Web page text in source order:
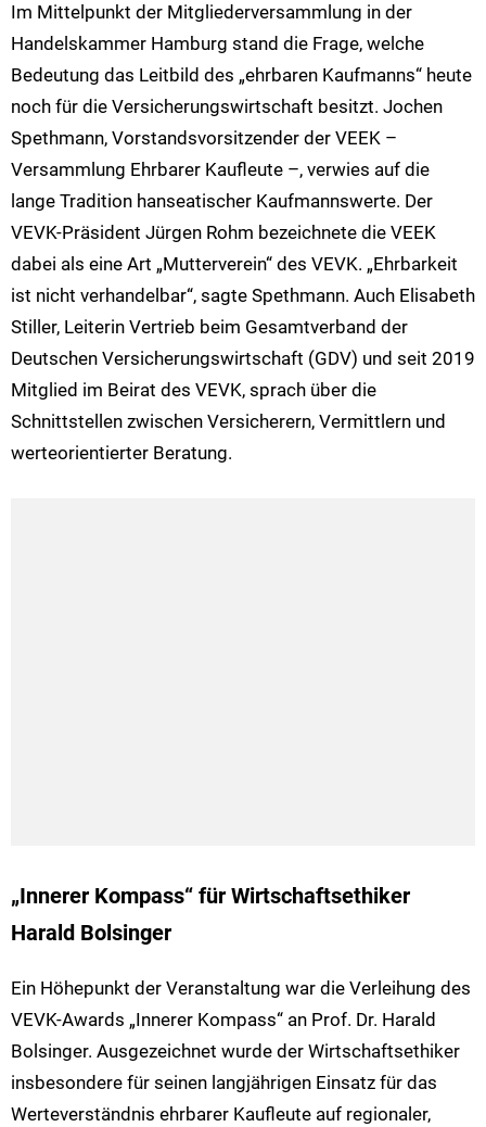
Im Mittelpunkt der Mitgliederversammlung in der
Handelskammer Hamburg stand die Frage, welche
Bedeutung das Leitbild des „ehrbaren Kaufmanns“ heute
noch für die Versicherungswirtschaft besitzt. Jochen
Spethmann, Vorstandsvorsitzender der VEEK –
Versammlung Ehrbarer Kaufleute –, verwies auf die
lange Tradition hanseatischer Kaufmannswerte. Der
VEVK-Präsident Jürgen Rohm bezeichnete die VEEK
dabei als eine Art „Mutterverein“ des VEVK. „Ehrbarkeit
ist nicht verhandelbar“, sagte Spethmann. Auch Elisabeth
Stiller, Leiterin Vertrieb beim Gesamtverband der
Deutschen Versicherungswirtschaft (GDV) und seit 2019
Mitglied im Beirat des VEVK, sprach über die
Schnittstellen zwischen Versicherern, Vermittlern und
werteorientierter Beratung.
„Innerer Kompass“ für Wirtschaftsethiker
Harald Bolsinger
Ein Höhepunkt der Veranstaltung war die Verleihung des
VEVK-Awards „Innerer Kompass“ an Prof. Dr. Harald
Bolsinger. Ausgezeichnet wurde der Wirtschaftsethiker
insbesondere für seinen langjährigen Einsatz für das
Werteverständnis ehrbarer Kaufleute auf regionaler,